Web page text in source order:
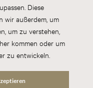
Diese
wir außerdem, um
um zu verstehen,
kommen oder um
zu entwickeln.
Cookies